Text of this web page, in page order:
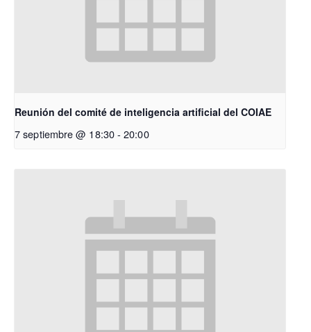
Reunión del comité de inteligencia artificial del COIAE
7 septiembre @ 18:30- 20:00